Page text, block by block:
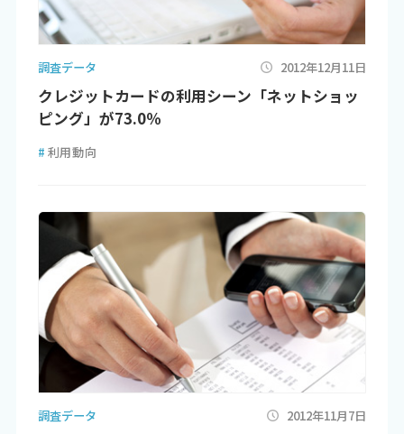
調査データ 2012年12月11日
クレジットカードの利用シーン「ネットショッ
ピング」が73.0％
# 利用動向
調査データ 2012年11月7日